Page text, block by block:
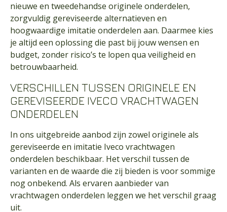
nieuwe en tweedehandse originele onderdelen,
zorgvuldig gereviseerde alternatieven en
hoogwaardige imitatie onderdelen aan. Daarmee kies
je altijd een oplossing die past bij jouw wensen en
budget, zonder risico’s te lopen qua veiligheid en
betrouwbaarheid.
VERSCHILLEN TUSSEN ORIGINELE EN
GEREVISEERDE IVECO VRACHTWAGEN
ONDERDELEN
In ons uitgebreide aanbod zijn zowel originele als
gereviseerde en imitatie Iveco vrachtwagen
onderdelen beschikbaar. Het verschil tussen de
varianten en de waarde die zij bieden is voor sommige
nog onbekend. Als ervaren aanbieder van
vrachtwagen onderdelen leggen we het verschil graag
uit.